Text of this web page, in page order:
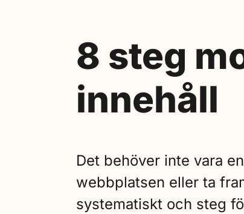
8 steg
innehåll
Det behöver inte vara
webbplatsen eller ta
systematiskt och steg